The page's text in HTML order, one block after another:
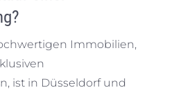
Immobilien,
ist in Düsseldorf und